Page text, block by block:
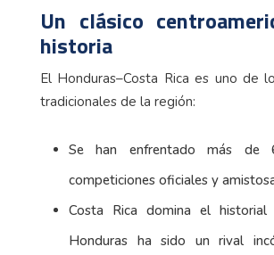
Un clásico
historia
El Honduras–Costa Rica es uno de
tradicionales de la región:
Se han enfrentado más de
competiciones oficiales y
Costa Rica domina el historial
Honduras ha sido un rival